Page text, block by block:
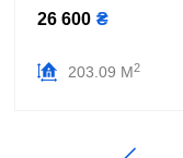
26 600 ₴
203.09 М2